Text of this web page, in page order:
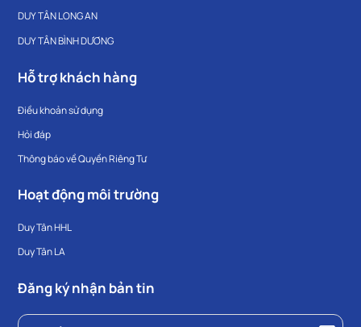
DUY TÂN LONG AN
DUY TÂN BÌNH DƯƠNG
Hỗ trợ khách hàng
Điều khoản sử dụng
Hỏi đáp
Thông báo về Quyền Riêng Tư
Hoạt động môi trường
Duy Tân HHL
Duy Tân LA
Đăng ký nhận bản tin